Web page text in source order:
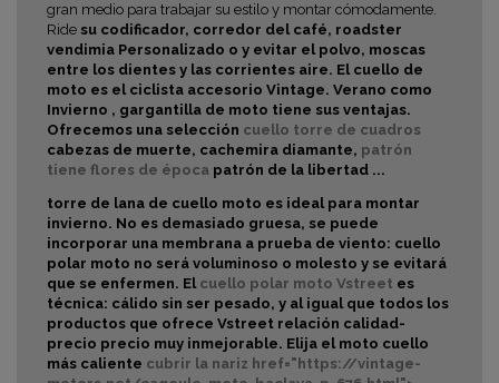
gran medio para trabajar su estilo y montar cómodamente.
Ride su codificador, corredor del café, roadster
vendimia Personalizado o y evitar el polvo, moscas
entre los dientes y las corrientes aire. El cuello de
moto es el ciclista accesorio Vintage. Verano como
Invierno , gargantilla de moto tiene sus ventajas.
Ofrecemos una selección cuello torre de cuadros
cabezas de muerte, cachemira diamante, patrón
tiene flores de época patrón de la libertad ...
torre de lana de cuello moto es ideal para montar
invierno. No es demasiado gruesa, se puede
incorporar una membrana a prueba de viento: cuello
polar moto no será voluminoso o molesto y se evitará
que se enfermen. El cuello polar moto Vstreet es
técnica: cálido sin ser pesado, y al igual que todos los
productos que ofrece Vstreet relación calidad-
precio precio muy inmejorable. Elija el moto cuello
más caliente cubrir la nariz href="https://vintage-